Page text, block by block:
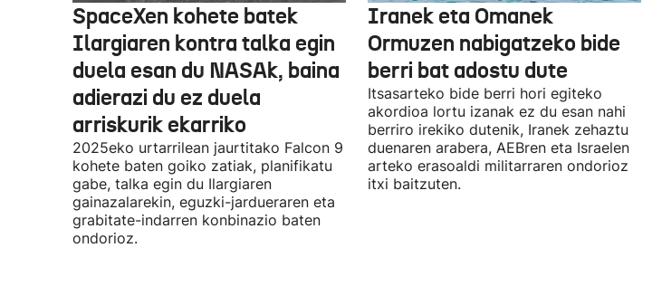
SpaceXen kohete batek
Ilargiaren kontra talka egin
duela esan du NASAk, baina
adierazi du ez duela
arriskurik ekarriko
2025eko urtarrilean jaurtitako Falcon 9
kohete baten goiko zatiak, planifikatu
gabe, talka egin du Ilargiaren
gainazalarekin, eguzki-jardueraren eta
grabitate-indarren konbinazio baten
ondorioz.
Iranek eta Omanek
Ormuzen nabigatzeko bide
berri bat adostu dute
Itsasarteko bide berri hori egiteko
akordioa lortu izanak ez du esan nahi
berriro irekiko dutenik, Iranek zehaztu
duenaren arabera, AEBren eta Israelen
arteko erasoaldi militarraren ondorioz
itxi baitzuten.